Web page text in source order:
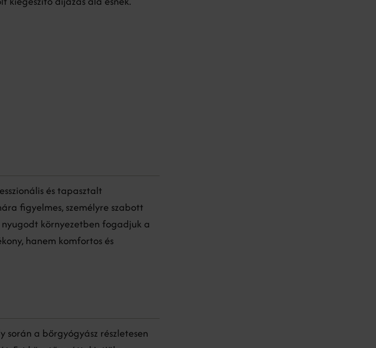
és tapasztalt
figyelmes, személyre szabott
környezetben fogadjuk a
hanem komfortos és
a bőrgyógyász részletesen